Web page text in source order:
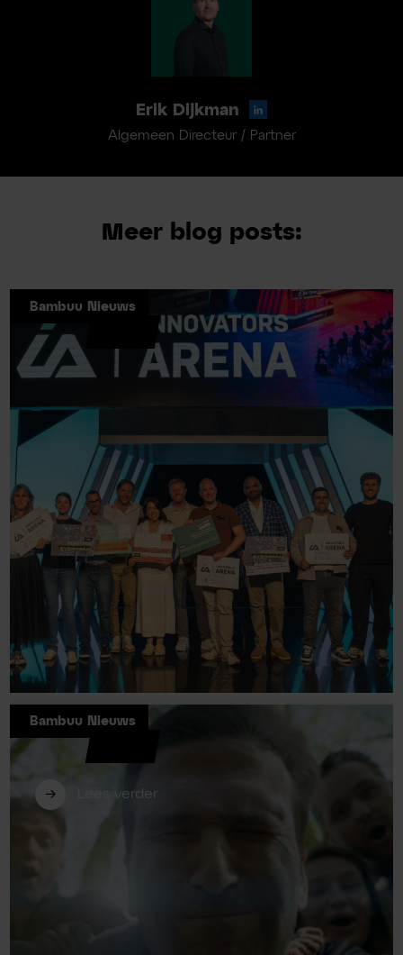
Erik Dijkman
Algemeen Directeur / Partner
Meer blog posts:
Bambuu Nieuws
Bambuu opnieuw betrokken als
jurylid bij Innovators Arena 2026
Lees verder
Bambuu Nieuws